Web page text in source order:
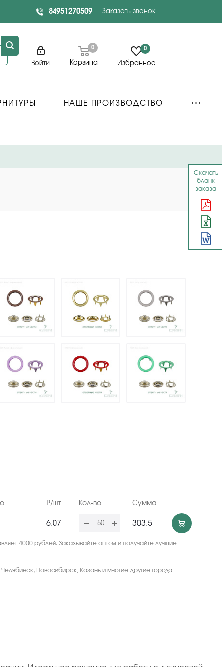
Скачать
бланк
заказа
84951270509 Заказать звонок
Войти Корзина
0 0
Избранное
НАШЕ ПРОИЗВОДСТВО
₽/шт Кол-во Сумма
6.07 303.5
4000 рублей. Заказывайте оптом и получайте лучшие
Новосибирск, Казань и многие другие города